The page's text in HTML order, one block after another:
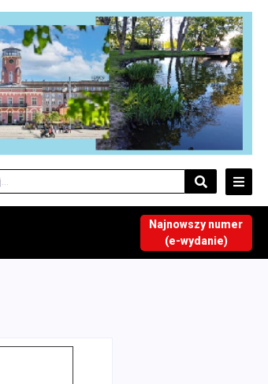
Najnowszy numer
(e-wydanie)